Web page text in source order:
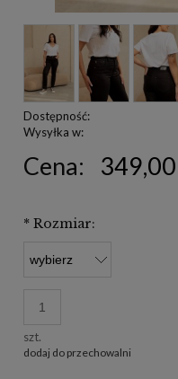
Dostępność:
Wysyłka w:
Cena: 349,00
* Rozmiar:
szt.
dodaj do przechowalni